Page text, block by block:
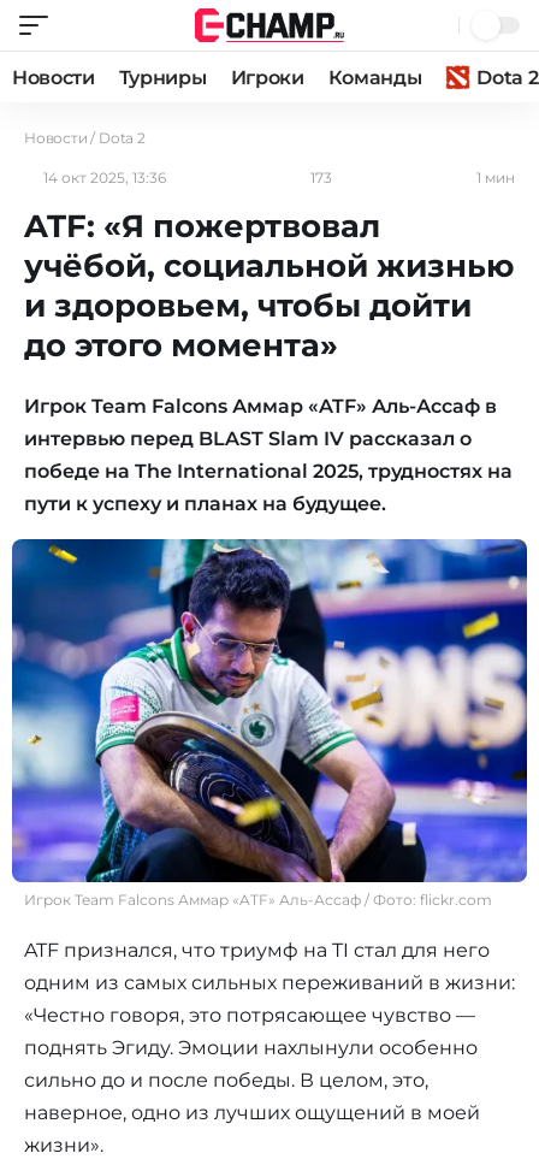
Новости Турниры Игроки Команды Dota 2
Новости / Dota 2
14 окт 2025, 13:36 173 1 мин
ATF: «Я пожертвовал
учёбой, социальной жизнью
и здоровьем, чтобы дойти
до этого момента»
Игрок Team Falcons Аммар «ATF» Аль-Ассаф в
интервью перед BLAST Slam IV рассказал о
победе на The International 2025, трудностях на
пути к успеху и планах на будущее.
Игрок Team Falcons Аммар «ATF» Аль-Ассаф / Фото: flickr.com
ATF признался, что триумф на TI стал для него
одним из самых сильных переживаний в жизни:
«Честно говоря, это потрясающее чувство —
поднять Эгиду. Эмоции нахлынули особенно
сильно до и после победы. В целом, это,
наверное, одно из лучших ощущений в моей
жизни».